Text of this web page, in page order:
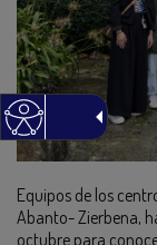
Equipos de los
Abanto- Zierbena,
octubre para